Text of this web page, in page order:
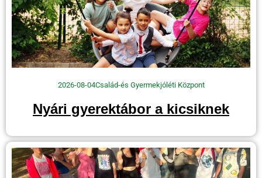
2026-08-04Család-és Gyermekjóléti Központ
Nyári gyerektábor a kicsiknek